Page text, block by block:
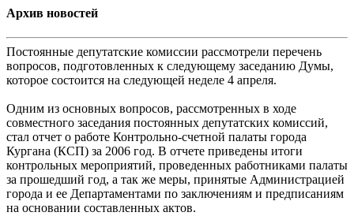
Архив новостей
Постоянные депутатские комиссии рассмотрели перечень
вопросов, подготовленных к следующему заседанию Думы,
которое состоится на следующей неделе 4 апреля.
Одним из основных вопросов, рассмотренных в ходе
совместного заседания постоянных депутатских комиссий,
стал отчет о работе Контрольно-счетной палаты города
Кургана (КСП) за 2006 год. В отчете приведены итоги
контрольных мероприятий, проведенных работниками палаты
за прошедший год, а так же меры, принятые Администрацией
города и ее Департаментами по заключениям и предписаниям
на основании составленных актов.